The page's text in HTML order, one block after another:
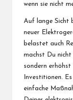
wenn sie nicht
Auf lange Sicht
neuer
belastet auch
machst Du nicht
sondern
Investitionen.
einfache